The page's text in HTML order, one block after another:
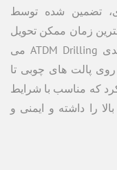
تضمین شده توسط
زمان ممکن تحویل
مشتری می شود. از شیوه های بسته بندی ATDM Drilling می
پالت های چوبی تا
که مناسب با شرایط
را داشته و ایمنی و